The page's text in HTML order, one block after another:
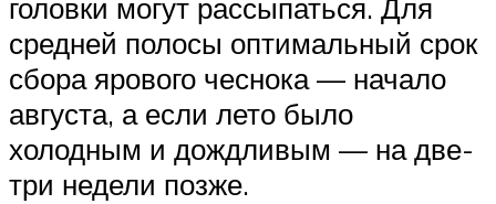
головки могут рассыпаться. Для
средней полосы оптимальный срок
сбора ярового чеснока — начало
августа, а если лето было
холодным и дождливым — на две-
три недели позже.